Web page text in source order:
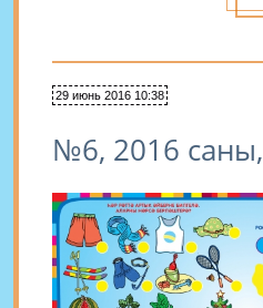
29 июнь 2016 10:38
№6, 2016